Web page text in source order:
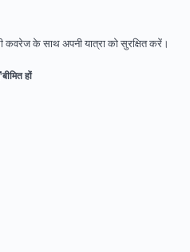
के साथ अपनी यात्रा को सुरक्षित करें।
बीमित हों